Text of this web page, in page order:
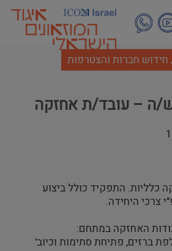
חידוש חברות והצטרפות
ה – עובד/ת אחזקה
כלליות. התפקיד כולל ביצוע
צרכי היחידה.
האחזקה במתחם: